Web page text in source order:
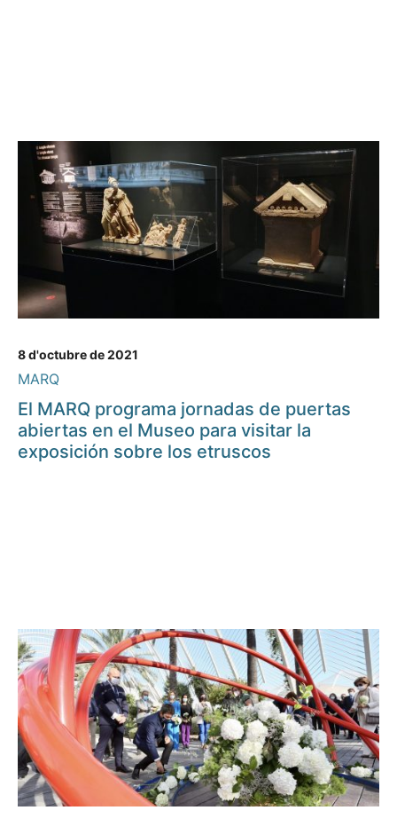
8 d'octubre de 2021
MARQ
El MARQ programa jornadas de puertas
abiertas en el Museo para visitar la
exposición sobre los etruscos